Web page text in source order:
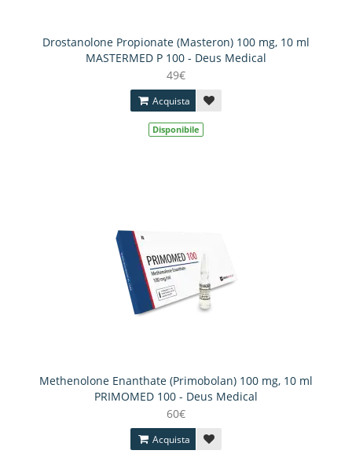
Drostanolone Propionate (Masteron) 100 mg, 10 ml
MASTERMED P 100 - Deus Medical
49€
Acquista
Disponibile
Methenolone Enanthate (Primobolan) 100 mg, 10 ml
PRIMOMED 100 - Deus Medical
60€
Acquista